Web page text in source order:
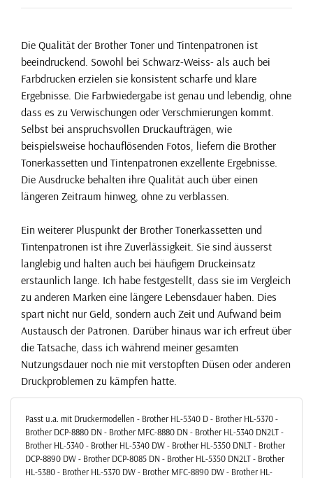
Die Qualität der Brother Toner und Tintenpatronen ist
beeindruckend. Sowohl bei Schwarz-Weiss- als auch bei
Farbdrucken erzielen sie konsistent scharfe und klare
Ergebnisse. Die Farbwiedergabe ist genau und lebendig, ohne
dass es zu Verwischungen oder Verschmierungen kommt.
Selbst bei anspruchsvollen Druckaufträgen, wie
beispielsweise hochauflösenden Fotos, liefern die Brother
Tonerkassetten und Tintenpatronen exzellente Ergebnisse.
Die Ausdrucke behalten ihre Qualität auch über einen
längeren Zeitraum hinweg, ohne zu verblassen.
Ein weiterer Pluspunkt der Brother Tonerkassetten und
Tintenpatronen ist ihre Zuverlässigkeit. Sie sind äusserst
langlebig und halten auch bei häufigem Druckeinsatz
erstaunlich lange. Ich habe festgestellt, dass sie im Vergleich
zu anderen Marken eine längere Lebensdauer haben. Dies
spart nicht nur Geld, sondern auch Zeit und Aufwand beim
Austausch der Patronen. Darüber hinaus war ich erfreut über
die Tatsache, dass ich während meiner gesamten
Nutzungsdauer noch nie mit verstopften Düsen oder anderen
Druckproblemen zu kämpfen hatte.
Passt u.a. mit Druckermodellen - Brother HL-5340 D - Brother HL-5370 -
Brother DCP-8880 DN - Brother MFC-8880 DN - Brother HL-5340 DN2LT -
Brother HL-5340 - Brother HL-5340 DW - Brother HL-5350 DNLT - Brother
DCP-8890 DW - Brother DCP-8085 DN - Brother HL-5350 DN2LT - Brother
HL-5380 - Brother HL-5370 DW - Brother MFC-8890 DW - Brother HL-